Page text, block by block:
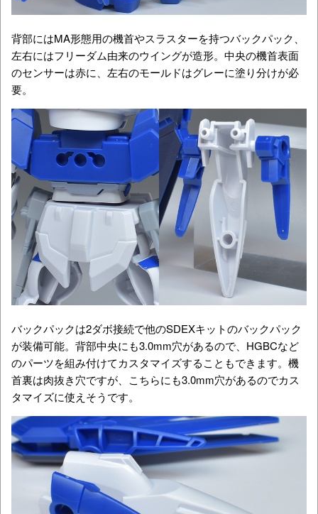
背部にはMA形態用の機首やスラスターを持つバックパック、
左右にはフリーダム由来のウイングが造形。中央の機首表面
のセンサーは赤に、左右のモールドはグレーに塗り分けが必
要。
バックパックは2ダボ接続で他のSDEXキットのバックパック
が装備可能。背部中央にも3.0mm穴があるので、HGBCなど
のパーツを組み付けてカスタマイズすることもできます。機
首裏は肉抜き穴ですが、こちらにも3.0mm穴があるのでカス
タマイズに使えそうです。